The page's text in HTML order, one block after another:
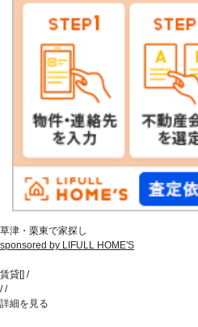
草津・栗東で家探し
sponsored by LIFULL HOME'S
賃貸[] /
//
詳細を見る